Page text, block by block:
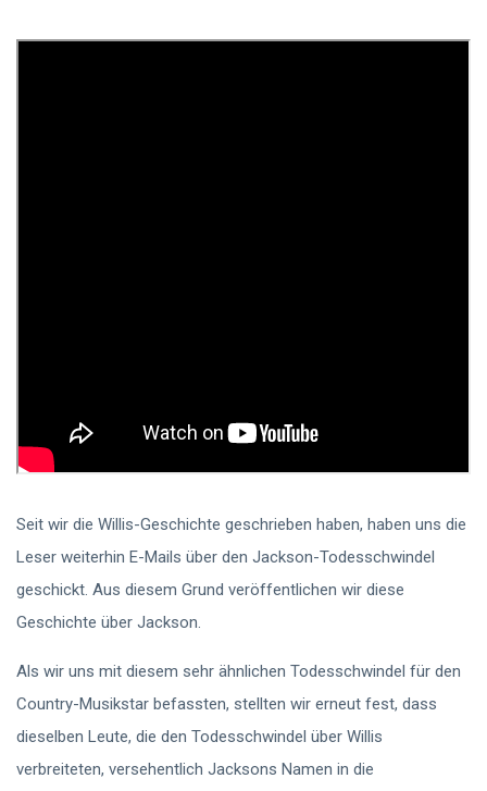
Seit wir die Willis-Geschichte geschrieben haben, haben uns die
Leser weiterhin E-Mails über den Jackson-Todesschwindel
geschickt. Aus diesem Grund veröffentlichen wir diese
Geschichte über Jackson.
Als wir uns mit diesem sehr ähnlichen Todesschwindel für den
Country-Musikstar befassten, stellten wir erneut fest, dass
dieselben Leute, die den Todesschwindel über Willis
verbreiteten, versehentlich Jacksons Namen in die